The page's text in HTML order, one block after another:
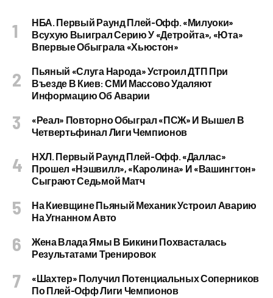
НБА. Первый Раунд Плей-Офф. «Милуоки»
Всухую Выиграл Серию У «Детройта», «Юта»
Впервые Обыграла «Хьюстон»
Пьяный «слуга Народа» Устроил ДТП При
Въезде В Киев: СМИ Массово Удаляют
Информацию Об Аварии
«Реал» Повторно Обыграл «ПСЖ» И Вышел В
Четвертьфинал Лиги Чемпионов
НХЛ. Первый Раунд Плей-Офф. «Даллас»
Прошел «Нэшвилл», «Каролина» И «Вашингтон»
Сыграют Седьмой Матч
На Киевщине Пьяный Механик Устроил Аварию
На Угнанном Авто
Жена Влада Ямы В Бикини Похвасталась
Результатами Тренировок
«Шахтер» Получил Потенциальных Соперников
По Плей-Офф Лиги Чемпионов